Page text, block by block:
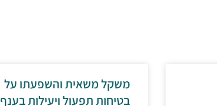
משקל משאית והשפעתו על
בטיחות תפעול ויעילות בענף